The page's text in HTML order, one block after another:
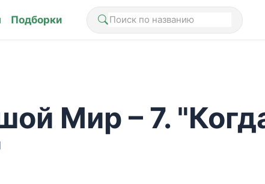
Подборки
Мир – 7.